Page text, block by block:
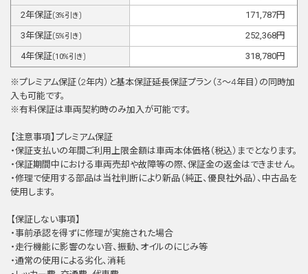
2年保証(3%引き) 171,787円
3年保証(5%引き) 252,368円
4年保証(10%引き) 318,780円
※プレミアム保証（2年内）と基本保証延⻑保証プラン（3〜4年目）の同時加
⼊も可能です。
※有料保証は⾞両契約時のみ加⼊が可能です。
【注意事項】プレミアム保証
・保証支払いの年間ご利用上限金額は車両本体価格（税込）までとなります。
・保証期間中における車両売却や故障等の際、保証金の返金はできません。
・修理で使用する部品は当社判断により新品（純正、優良社外品）、中古品を
使用します。
【保証しない事項】
・事前承認を得ずに修理が実施された場合
・走行機能に影響のない音、振動、オイルのにじみ等
・通常の使用による劣化、消耗